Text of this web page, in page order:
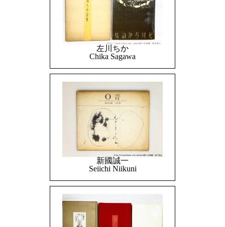
左川ちか
Chika Sagawa
新國誠一
Seiichi Niikuni